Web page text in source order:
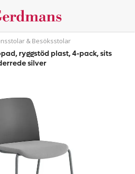
& Besöksstolar
ryggstöd plast, 4-pack, sits
silver